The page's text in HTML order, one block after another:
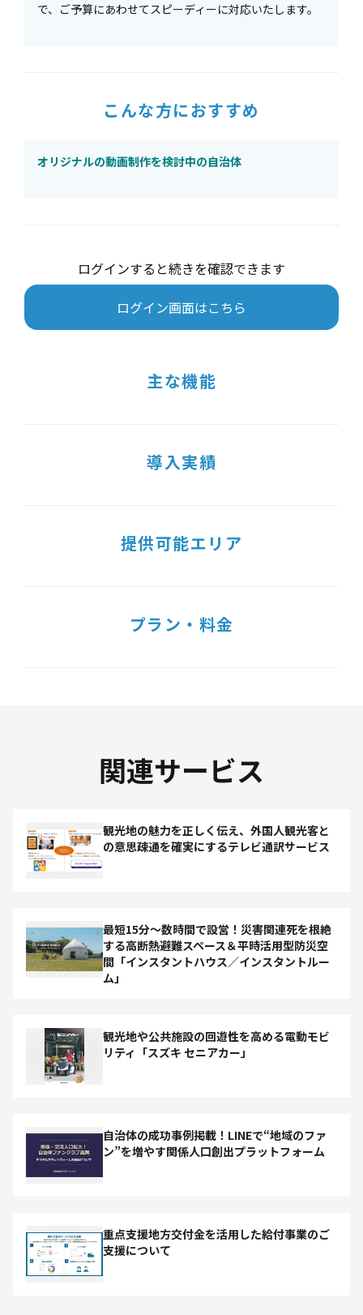
で、ご予算にあわせてスピーディーに対応いたします。
こんな方におすすめ
オリジナルの動画制作を検討中の自治体
ログインすると続きを確認できます
ログイン画面はこちら
主な機能
導入実績
提供可能エリア
プラン・料金
関連サービス
観光地の魅力を正しく伝え、外国人観光客と
の意思疎通を確実にするテレビ通訳サービス
最短15分〜数時間で設営！災害関連死を根絶
する高断熱避難スペース＆平時活用型防災空
間「インスタントハウス／インスタントルー
ム」
観光地や公共施設の回遊性を高める電動モビ
リティ「スズキ セニアカー」
自治体の成功事例掲載！LINEで“地域のファ
ン”を増やす関係人口創出プラットフォーム
重点支援地方交付金を活用した給付事業のご
支援について